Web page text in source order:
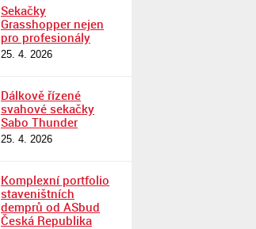
Sekačky
Grasshopper nejen
pro profesionály
25. 4. 2026
Dálkově řízené
svahové sekačky
Sabo Thunder
25. 4. 2026
Komplexní portfolio
staveništních
demprů od ASbud
Česká Republika